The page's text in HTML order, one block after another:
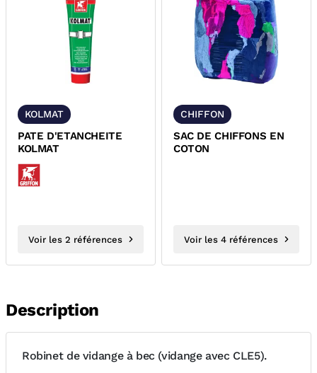
KOLMAT
PATE D'ETANCHEITE
KOLMAT
Voir les 2 références
CHIFFON
SAC DE CHIFFONS EN
COTON
Voir les 4 références
Description
Robinet de vidange à bec (vidange avec CLE5).